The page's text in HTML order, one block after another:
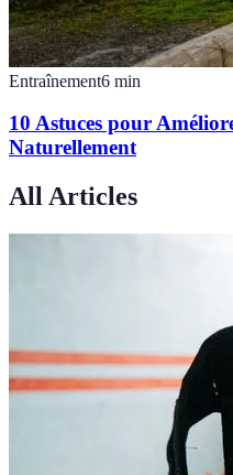
Entraînement6 min
10 Astuces pour
Naturellement
All Articles